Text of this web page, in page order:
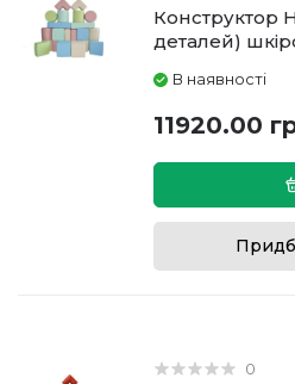
Конструктор
деталей)
В наявності
11920.00
0